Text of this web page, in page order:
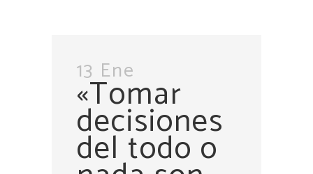
13 Ene
«Tomar
decisiones
del todo o